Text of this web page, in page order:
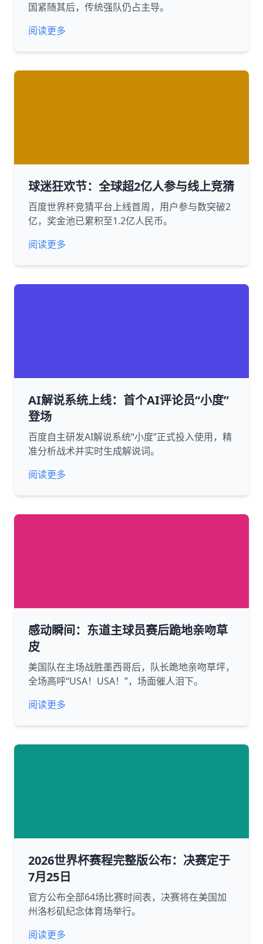
国紧随其后，传统强队仍占主导。
阅读更多
球迷狂欢节：全球超2亿人参与线上竞猜
百度世界杯竞猜平台上线首周，用户参与数突破2
亿，奖金池已累积至1.2亿人民币。
阅读更多
AI解说系统上线：首个AI评论员“小度”
登场
百度自主研发AI解说系统“小度”正式投入使用，精
准分析战术并实时生成解说词。
阅读更多
感动瞬间：东道主球员赛后跪地亲吻草
皮
美国队在主场战胜墨西哥后，队长跪地亲吻草坪，
全场高呼“USA！USA！”，场面催人泪下。
阅读更多
2026世界杯赛程完整版公布：决赛定于
7月25日
官方公布全部64场比赛时间表，决赛将在美国加
州洛杉矶纪念体育场举行。
阅读更多